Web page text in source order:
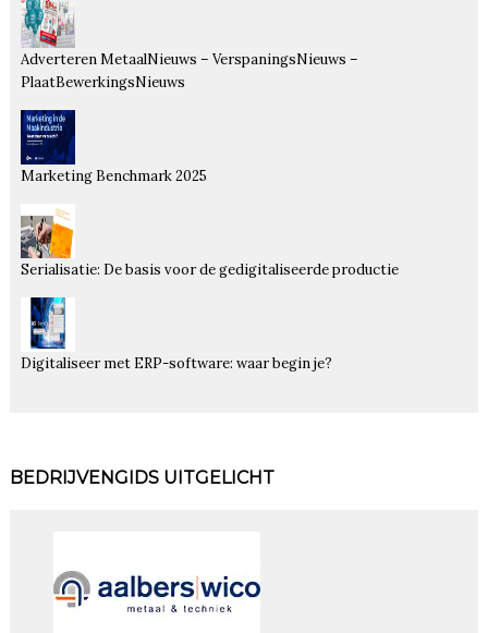
Adverteren MetaalNieuws – VerspaningsNieuws –
PlaatBewerkingsNieuws
Marketing Benchmark 2025
Serialisatie: De basis voor de gedigitaliseerde productie
Digitaliseer met ERP-software: waar begin je?
BEDRIJVENGIDS UITGELICHT